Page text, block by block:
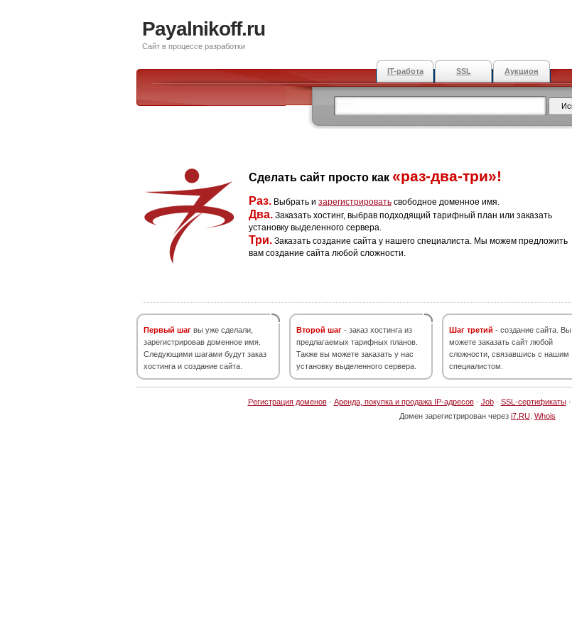
Payalnikoff.ru
Сайт в процессе разработки
IT-работа SSL Аукцион
Сделать сайт просто как «раз-два-три»!
Раз. Выбрать и зарегистрировать свободное доменное имя.
Два. Заказать хостинг, выбрав подходящий тарифный план или заказать
установку выделенного сервера.
Три. Заказать создание сайта у нашего специалиста. Мы можем предложить
вам создание сайта любой сложности.
Первый шаг вы уже сделали,
зарегистрировав доменное имя.
Следующими шагами будут заказ
хостинга и создание сайта.
Второй шаг - заказ хостинга из
предлагаемых тарифных планов.
Также вы можете заказать у нас
установку выделенного сервера.
Шаг третий - создание сайта. Вы
можете заказать сайт любой
сложности, связавшись с нашим
специалистом.
Регистрация доменов· Аренда, покупка и продажа IP-адресов· Job· SSL-сертификаты·
Домен зарегистрирован через i7.RU Whois